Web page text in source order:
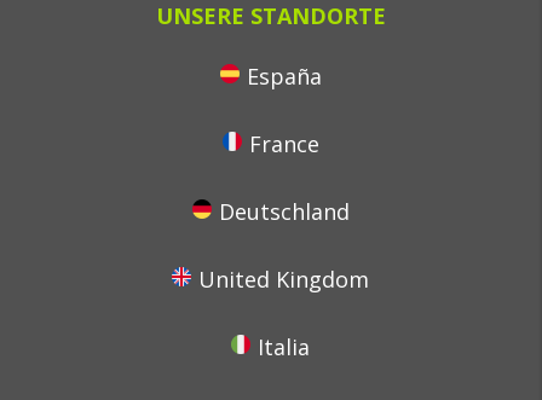
UNSERE STANDORTE
España
France
Deutschland
United Kingdom
Italia